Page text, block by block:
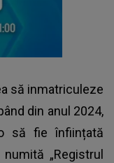
să inmatriculeze
din anul 2024,
să fie înființată
„Registrul